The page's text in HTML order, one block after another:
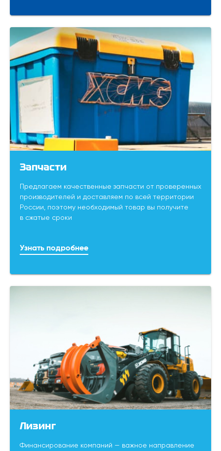
Запчасти
Предлагаем качественные запчасти от проверенных
производителей и доставляем по всей территории
России, поэтому необходимый товар вы получите
в сжатые сроки
Узнать подробнее
Лизинг
Финансирование компаний — важное направление